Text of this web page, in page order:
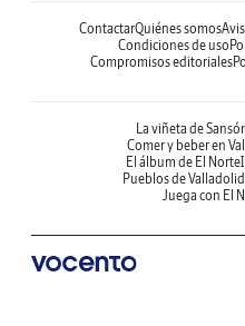
ContactarQuiénes somos
Condiciones de uso
Compromisos editoriales
La viñeta de
Comer y beber en
El álbum de El Norte
Pueblos de Valladolid
Juega con El